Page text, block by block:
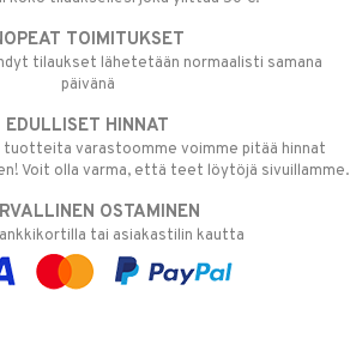
TOIMITUKSET
tilaukset lähetetään normaalisti samana
päivänä
EDULLISET HINNAT
tuotteita varastoomme voimme pitää hinnat
Voit olla varma, että teet löytöjä sivuillamme.
OSTAMINEN
tai asiakastilin kautta